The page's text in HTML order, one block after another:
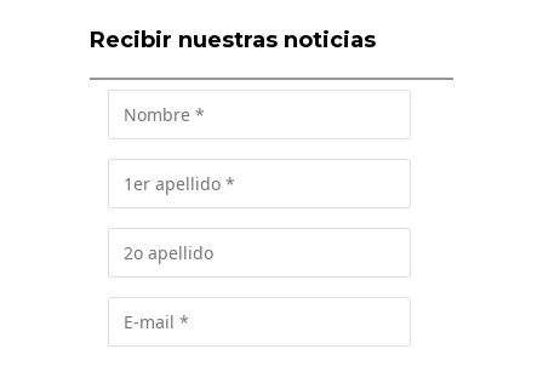
Recibir nuestras noticias